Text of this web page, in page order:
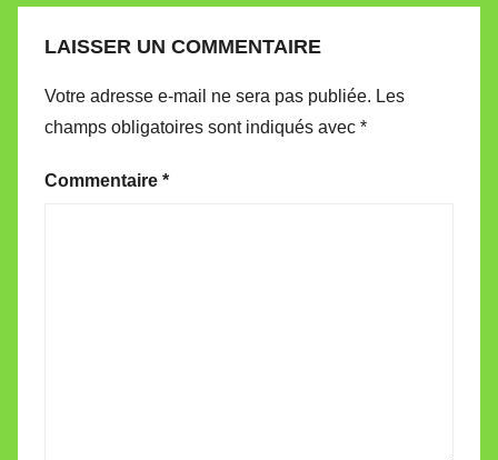
LAISSER UN COMMENTAIRE
Votre adresse e-mail ne sera pas publiée. Les
champs obligatoires sont indiqués avec *
Commentaire *